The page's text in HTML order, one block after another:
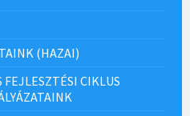
(HAZAI)
CIKLUS